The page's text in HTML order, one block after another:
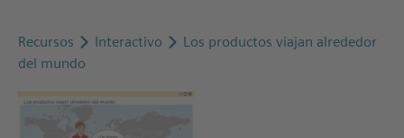
Recursos Interactivo
Los productos viajan alrededor
del mundo